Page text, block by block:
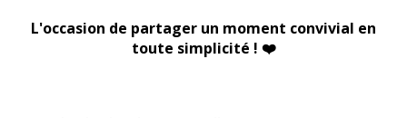
L'occasion de partager un moment convivial en
toute simplicité ! ❤️